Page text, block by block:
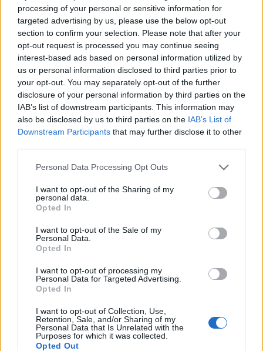
processing of your personal or sensitive information for
targeted advertising by us, please use the below opt-out
section to confirm your selection. Please note that after your
opt-out request is processed you may continue seeing
interest-based ads based on personal information utilized by
us or personal information disclosed to third parties prior to
your opt-out. You may separately opt-out of the further
disclosure of your personal information by third parties on the
IAB’s list of downstream participants. This information may
also be disclosed by us to third parties on the IAB’s List of
Downstream Participants that may further disclose it to other
Personal Data Processing Opt Outs
I want to opt-out of the Sharing of my
personal data.
Opted In
I want to opt-out of the Sale of my
Personal Data.
Opted In
I want to opt-out of processing my
Personal Data for Targeted Advertising.
Opted In
I want to opt-out of Collection, Use,
Retention, Sale, and/or Sharing of my
Personal Data that Is Unrelated with the
Purposes for which it was collected.
Opted Out
Artigo anterior
CCD Sertã competiu em
Elvas e Rio Maior
Próximo artigo
Recrutamento de
Nadadores-Salvadores em
Góis
ARTIGOS RELACIONADOSMAIS DO AUTOR
Deputados do PSD saúdam Banda
Sinfónica da ARMAB pelo 1º lugar no
certame internacional de Valência